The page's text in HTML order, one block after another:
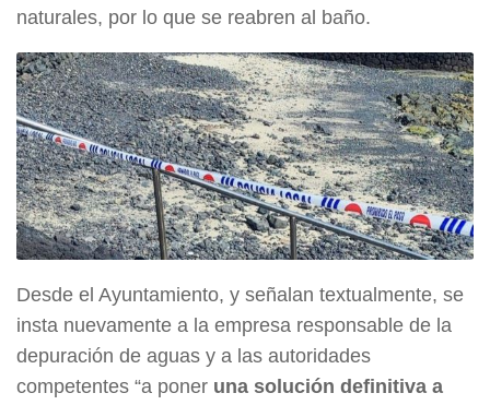
naturales, por lo que se reabren al baño.
Desde el Ayuntamiento, y señalan textualmente, se
insta nuevamente a la empresa responsable de la
depuración de aguas y a las autoridades
competentes “a poner una solución definitiva a